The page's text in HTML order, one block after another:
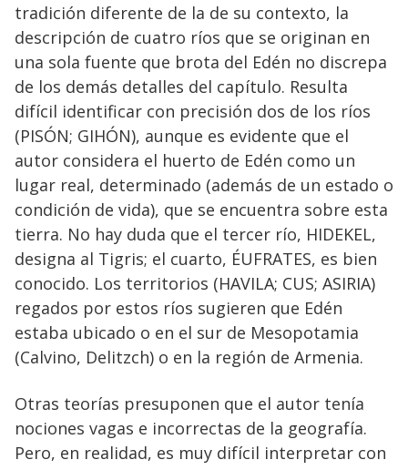
tradición diferente de la de su contexto, la
descripción de cuatro ríos que se originan en
una sola fuente que brota del Edén no discrepa
de los demás detalles del capítulo. Resulta
difícil identificar con precisión dos de los ríos
(PISÓN; GIHÓN), aunque es evidente que el
autor considera el huerto de Edén como un
lugar real, determinado (además de un estado o
condición de vida), que se encuentra sobre esta
tierra. No hay duda que el tercer río, HIDEKEL,
designa al Tigris; el cuarto, ÉUFRATES, es bien
conocido. Los territorios (HAVILA; CUS; ASIRIA)
regados por estos ríos sugieren que Edén
estaba ubicado o en el sur de Mesopotamia
(Calvino, Delitzch) o en la región de Armenia.
Otras teorías presuponen que el autor tenía
nociones vagas e incorrectas de la geografía.
Pero, en realidad, es muy difícil interpretar con